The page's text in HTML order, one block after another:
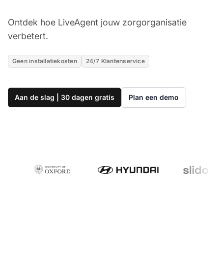
Ontdek hoe LiveAgent jouw zorgorganisatie
verbetert.
Geen installatiekosten 24/7 Klantenservice
Aan de slag | 30 dagen gratis Plan een demo